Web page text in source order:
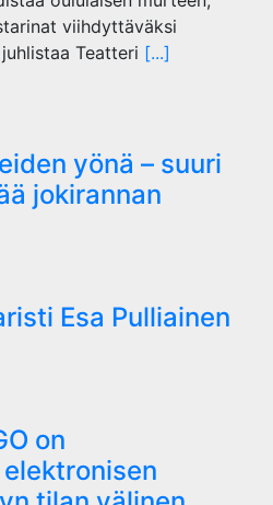
viihdyttäväksi
Teatteri [...]
yönä – suuri
jokirannan
Esa Pulliainen
on